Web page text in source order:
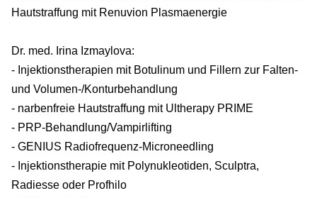
Hautstraffung mit Renuvion Plasmaenergie
Dr. med. Irina Izmaylova:
- Injektionstherapien mit Botulinum und Fillern zur Falten-
und Volumen-/Konturbehandlung
- narbenfreie Hautstraffung mit Ultherapy PRIME
- PRP-Behandlung/Vampirlifting
- GENIUS Radiofrequenz-Microneedling
- Injektionstherapie mit Polynukleotiden, Sculptra,
Radiesse oder Profhilo